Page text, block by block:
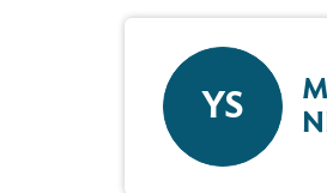
YS